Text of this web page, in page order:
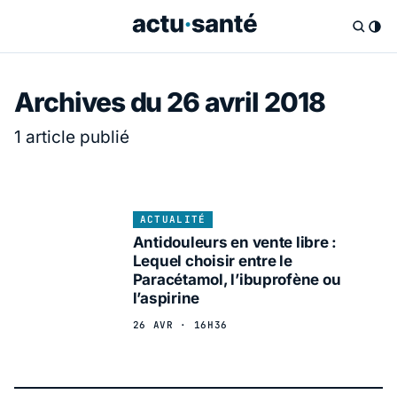
Archives du 26 avril 2018
1 article publié
ACTUALITÉ
Antidouleurs en vente libre :
Lequel choisir entre le
Paracétamol, l’ibuprofène ou
l’aspirine
26 AVR · 16H36